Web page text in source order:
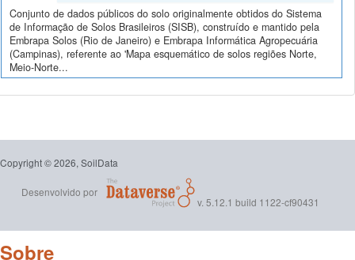
Conjunto de dados públicos do solo originalmente obtidos do Sistema
de Informação de Solos Brasileiros (SISB), construído e mantido pela
Embrapa Solos (Rio de Janeiro) e Embrapa Informática Agropecuária
(Campinas), referente ao 'Mapa esquemático de solos regiões Norte,
Meio-Norte...
Copyright © 2026, SoilData
Desenvolvido por
v. 5.12.1 build 1122-cf90431
Sobre